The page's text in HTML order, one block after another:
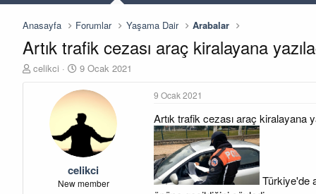
Anasayfa Forumlar Yaşama Dair Arabalar
Artık trafik cezası araç kiralayana
K
celikci
B
ş
a
ı
ç
t
9 Ocak 2021
celikci
New member
9 Ocak 2021
Artık trafik cezası araç kiralayana
Türkiye'de